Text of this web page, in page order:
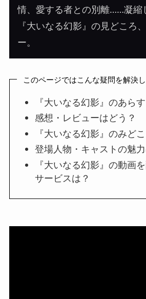
情、愛する者との別離……凝縮
『大いなる幻影』の見どころ
ー。
このページではこんな疑問を解決し
『大いなる幻影』のあら
感想・レビューはどう？
『大いなる幻影』のみど
登場人物・キャストの魅力
『大いなる幻影』の動画
サービスは？